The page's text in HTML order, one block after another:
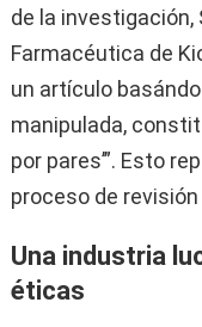
de la investigación,
Farmacéutica de
un artículo
manipulada,
por pares’”. Esto
proceso de
Una industria
éticas